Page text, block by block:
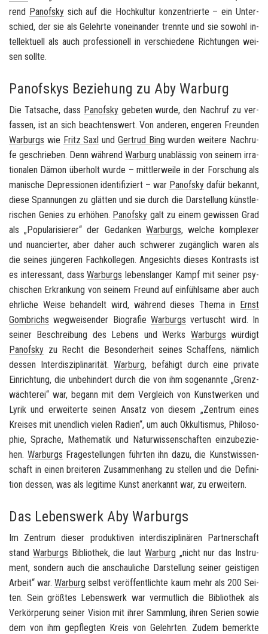
rend Pan­of­skysich auf die Hoch­kul­tur kon­zen­trier­te – ein Un­ter­
schied, der sie als Ge­lehr­te von­ein­an­der trenn­te und sie so­wohl in­
tel­lek­tu­ell als auch pro­fes­sio­nell in ver­schie­de­ne Rich­tun­gen wei­
sen soll­te.
Panofskys Beziehung zu Aby Warburg
Die Tat­sa­che, dass Pan­of­skyge­be­ten wurde, den Nach­ruf zu ver­
fas­sen, ist an sich be­ach­tens­wert. Von an­de­ren, en­ge­ren Freun­den
War­burgs wie Fritz Saxl und Ger­trud Bing wur­den wei­te­re Nach­ru­
fe ge­schrie­ben. Denn wäh­rend War­burg un­ab­läs­sig von sei­nem ir­ra­
tio­na­len Dämon über­holt wurde – mitt­ler­wei­le in der For­schung als
ma­ni­sche De­pres­sio­nen iden­ti­fi­ziert – war Pan­of­sky dafür be­kannt,
diese Span­nun­gen zu glät­ten und sie durch die Dar­stel­lung künst­le­
ri­schen Ge­nies zu er­hö­hen. Pan­of­sky galt zu einem ge­wis­sen Grad
als „Po­pu­la­ri­sie­rer“ der Ge­dan­ken War­burgs, wel­che kom­ple­xer
und nu­an­cier­ter, aber daher auch schwe­rer zu­gäng­lich waren als
die sei­nes jün­ge­ren Fach­kol­le­gen. An­ge­sichts die­ses Kon­trasts ist
es in­ter­es­sant, dassWar­burgs le­bens­lan­ger Kampf mit sei­ner psy­
chi­schen Er­kran­kung von sei­nem Freund auf ein­fühl­sa­me aber auch
ehr­li­che Weise be­han­delt wird, wäh­rend die­ses Thema in Ernst
Gom­brichs weg­wei­sen­der Bio­gra­fie War­burgs ver­tuscht wird. In
sei­ner Be­schrei­bung des Le­bens und Werks War­burgs wür­digt
Pan­of­sky zu Recht die Be­son­der­heit sei­nes Schaf­fens, näm­lich
des­sen In­ter­dis­zi­pli­na­ri­tät.War­burg, be­fä­higt durch eine pri­va­te
Ein­rich­tung, die un­be­hin­dert durch die von ihm so­ge­nann­te „Grenz­
wäch­te­rei“ war, be­gann mit dem Ver­gleich von Kunst­wer­ken und
Lyrik und er­wei­ter­te sei­nen An­satz von die­sem „Zen­trum eines
Krei­ses mit un­end­lich vie­len Ra­di­en“, um auch Ok­kul­tis­mus, Phi­lo­so­
phie, Spra­che, Ma­the­ma­tik und Na­tur­wis­sen­schaf­ten ein­zu­be­zie­
hen. War­burgs Fra­ge­stel­lun­gen führ­ten ihn dazu, die Kunst­wis­sen­
schaft in einen brei­te­ren Zu­sam­men­hang zu stel­len und die De­fi­ni­
ti­on des­sen, was als le­gi­ti­me Kunst an­er­kannt war, zu er­wei­tern.
Das Lebenswerk Aby Warburgs
Im Zen­trum die­ser pro­duk­ti­ven in­ter­dis­zi­pli­nä­ren Part­ner­schaft
stand War­burgs Bi­blio­thek, die laut War­burg „nicht nur das In­stru­
ment, son­dern auch die an­schau­li­che Dar­stel­lung sei­ner geis­ti­gen
Ar­beit“ war.War­burg selbst ver­öf­fent­lich­te kaum mehr als 200 Sei­
ten. Sein größ­tes Le­bens­werk war ver­mut­lich die Bi­blio­thek als
Ver­kör­pe­rung sei­ner Vi­si­on mit ihrer Samm­lung, ihren Se­ri­en sowie
dem von ihm ge­pfleg­ten Kreis von Ge­lehr­ten. Zudem be­merk­te